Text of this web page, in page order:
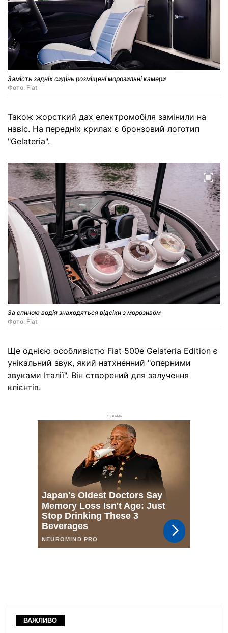
Замість задніх сидінь розміщені морозильні камери
Фото: Fiat
Також жорсткий дах електромобіля замінили на
навіс. На передніх крилах є бронзовий логотип
"Gelateria".
За спиною водія знаходяться відсіки з морозивом
Фото: Fiat
Ще однією особливістю Fiat 500e Gelateria Edition є
унікальний звук, який натхненний "оперними
звуками Італії". Він створений для залучення
клієнтів.
РЕКЛАМА
ВАЖЛИВО